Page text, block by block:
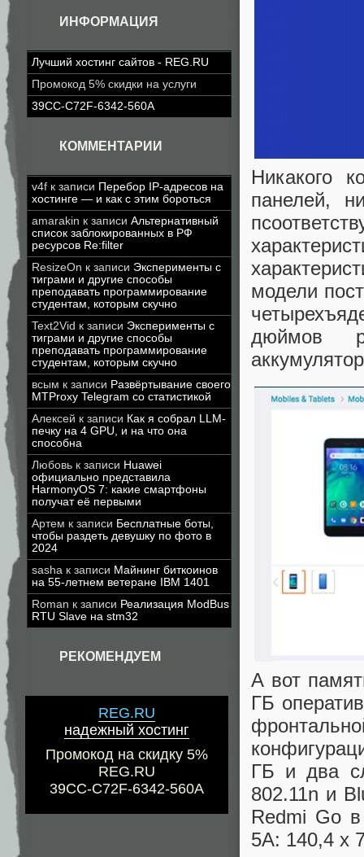
ИНФОРМАЦИЯ
Лучший хостинг сайтов - REG.RU
Промокод 5% скидки на услуги
39CC-C72F-6342-560A
КОММЕНТАРИИ
v4f к записи Перебор IP-адресов на
хостинге — и как с этим бороться
amarakin к записи Альтернативный
список заблокированных в РФ
ресурсов Re:filter
ResizeOn к записи Эксперименты с
тиграми и другие способы
преподавать программирование
студентам, которым скучно
Text2Vid к записи Эксперименты с
тиграми и другие способы
преподавать программирование
студентам, которым скучно
всым к записи Развёртывание своего
MTProxy Telegram со статистикой
Алексей к записи Как я собрал LLM-
печку на 4 GPU, и на что она
способна
Любовь к записи Huawei
официально представила
HarmonyOS 7: какие смартфоны
получат её первыми
Артем к записи Бесплатные боты,
чтобы раздеть девушку по фото в
2024
sasha к записи Майнинг биткоинов
на 55-летнем ветеране IBM 1401
Roman к записи Реализация ModBus
RTU Slave на stm32
РЕКОМЕНДУЕМ
REG.RU
надежный хостинг
Промокод на скидку 5%
REG.RU
39CC-C72F-6342-560A
Никакого
панелей,
модели
дюймов
А вот
ГБ
ГБ и два
802.11n и
Redmi Go в
5A: 140,4 x